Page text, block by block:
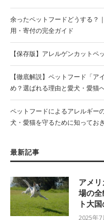
余ったペットフードどうする？
用・寄付の完全ガイド
【保存版】アレルゲンカットペ
【徹底解説】ペットフード「ア
め？選ばれる理由と愛犬・愛猫
ペットフードによるアレルギー
犬・愛猫を守るために知ってお
最新記事
アメ
場の全
ト大
2025年7